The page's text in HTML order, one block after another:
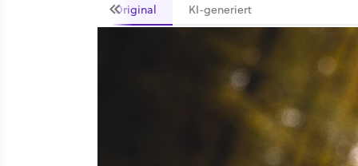
Original KI-generiert